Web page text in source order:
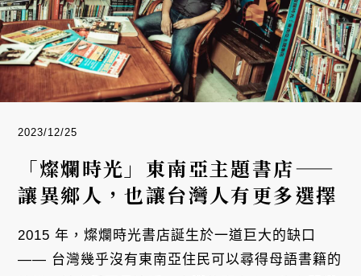
2023/12/25
「燦爛時光」東南亞主題書店——
讓異鄉人，也讓台灣人有更多選擇
2015 年，燦爛時光書店誕生於一道巨大的缺口
—— 台灣幾乎沒有東南亞住民可以尋得母語書籍的